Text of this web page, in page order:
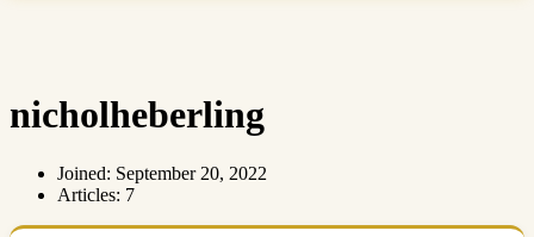
nicholheberling
Joined: September 20, 2022
Articles: 7